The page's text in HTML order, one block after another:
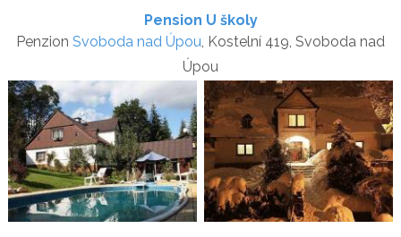
Pension U školy
Penzion Svoboda nad Úpou, Kostelní 419, Svoboda nad
Úpou